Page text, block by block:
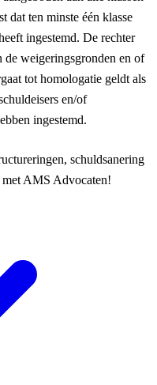
dat ten minste één klasse
ingestemd. De rechter
de weigeringsgronden en of
tot homologatie geldt als
en/of
ingestemd.
schuldsanering
AMS Advocaten!